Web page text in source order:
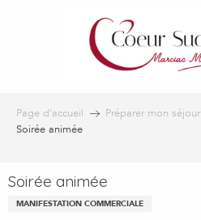
Page d’accueil Préparer mon séjour
Soirée animée
Soirée animée
MANIFESTATION COMMERCIALE